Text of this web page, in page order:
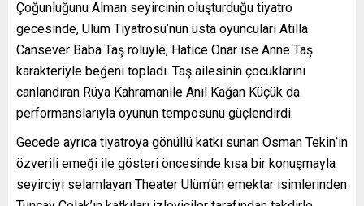
Çoğunluğunu Alman seyircinin oluşturduğu tiyatro
gecesinde, Ulüm Tiyatrosu’nun usta oyuncuları Atilla
Cansever Baba Taş rolüyle, Hatice Onar ise Anne Taş
karakteriyle beğeni topladı. Taş ailesinin çocuklarını
canlandıran Rüya Kahramanile Anıl Kağan Küçük da
performanslarıyla oyunun temposunu güçlendirdi.
Gecede ayrıca tiyatroya gönüllü katkı sunan Osman Tekin’in
özverili emeği ile gösteri öncesinde kısa bir konuşmayla
seyirciyi selamlayan Theater Ulüm’ün emektar isimlerinden